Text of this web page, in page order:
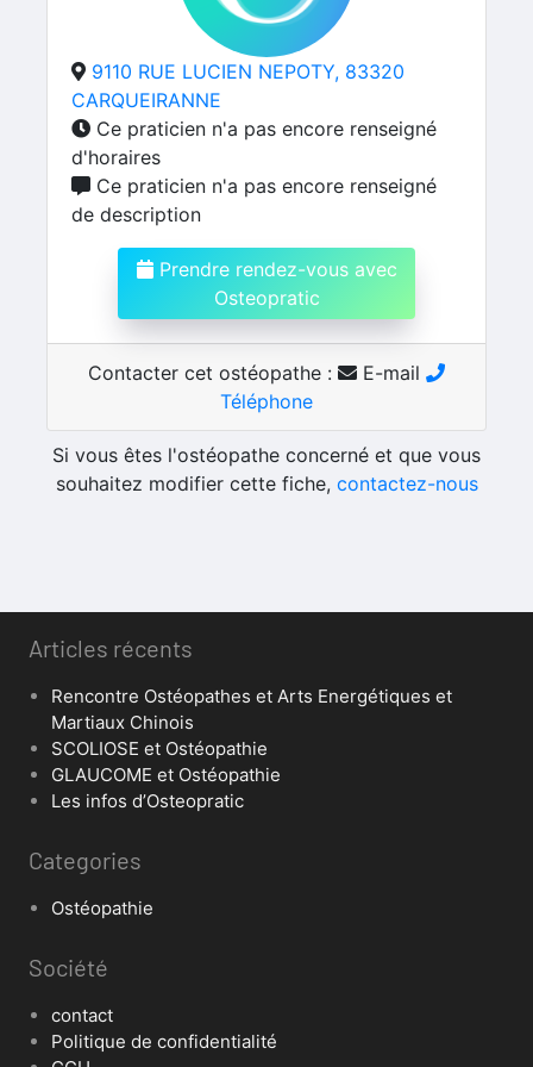
9110 RUE LUCIEN NEPOTY, 83320
CARQUEIRANNE
Ce praticien n'a pas encore renseigné
d'horaires
Ce praticien n'a pas encore renseigné
de description
Prendre rendez-vous avec
Osteopratic
Contacter cet ostéopathe :
E-mail
Téléphone
Si vous êtes l'ostéopathe concerné et que vous
souhaitez modifier cette fiche, contactez-nous
Articles récents
Rencontre Ostéopathes et Arts Energétiques et
Martiaux Chinois
SCOLIOSE et Ostéopathie
GLAUCOME et Ostéopathie
Les infos d’Osteopratic
Categories
Ostéopathie
Société
contact
Politique de confidentialité